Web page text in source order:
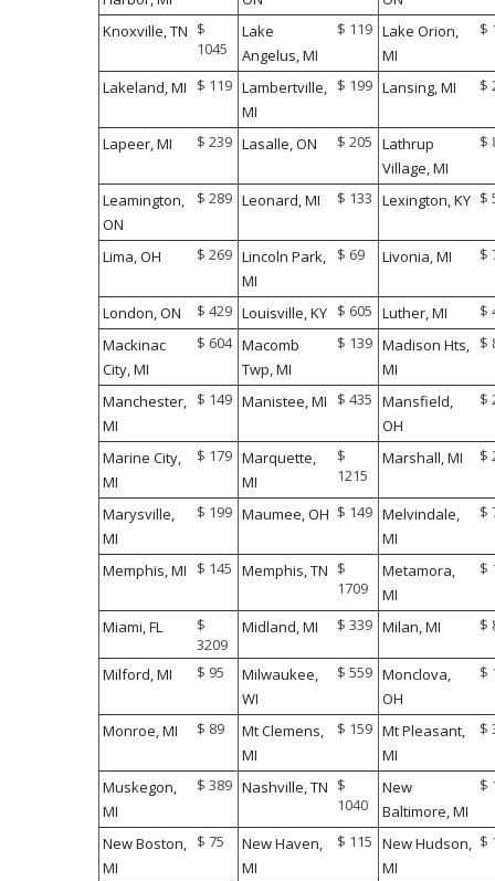
Knoxville, TN $
1045
Lake
Angelus, MI
$ 119 Lake Orion,
MI
$
Lakeland, MI $ 119 Lambertville,
MI
$ 199 Lansing, MI $
Lapeer, MI $ 239 Lasalle, ON $ 205 Lathrup
Village, MI
$
Leamington,
ON
$ 289 Leonard, MI $ 133 Lexington, KY $
Lima, OH $ 269 Lincoln Park,
MI
$ 69 Livonia, MI $
London, ON $ 429 Louisville, KY $ 605 Luther, MI
$
Mackinac
City, MI
$ 604 Macomb
Twp, MI
$ 139 Madison Hts,
MI
$
Manchester,
MI
$ 149 Manistee, MI $ 435 Mansfield,
OH
$
Marine City,
MI
$ 179 Marquette,
MI
$
1215
Marshall, MI $
Marysville,
MI
$ 199 Maumee, OH $ 149 Melvindale,
MI
$
Memphis, MI $ 145 Memphis, TN $
1709
Metamora,
MI
$
Miami, FL
$
3209
Midland, MI $ 339 Milan, MI $
Milford, MI $ 95
Milwaukee,
WI
$ 559 Monclova,
OH
$
Monroe, MI $ 89
Mt Clemens,
MI
$ 159 Mt Pleasant,
MI
$
Muskegon,
MI
$ 389 Nashville, TN $
1040
New
Baltimore, MI
$
New Boston,
MI
$ 75
New Haven,
MI
$ 115 New Hudson,
MI
$